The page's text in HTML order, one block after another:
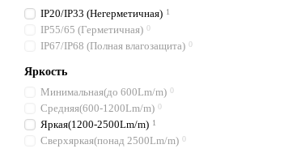
IP20/IP33 (Негерметичная) 1
IP55/65 (Герметичная) 0
IP67/IP68 (Полная влагозащита) 0
Яркость
Минимальная(до 600Lm/m) 0
Средняя(600-1200Lm/m) 0
Яркая(1200-2500Lm/m) 1
Сверхяркая(понад 2500Lm/m) 0